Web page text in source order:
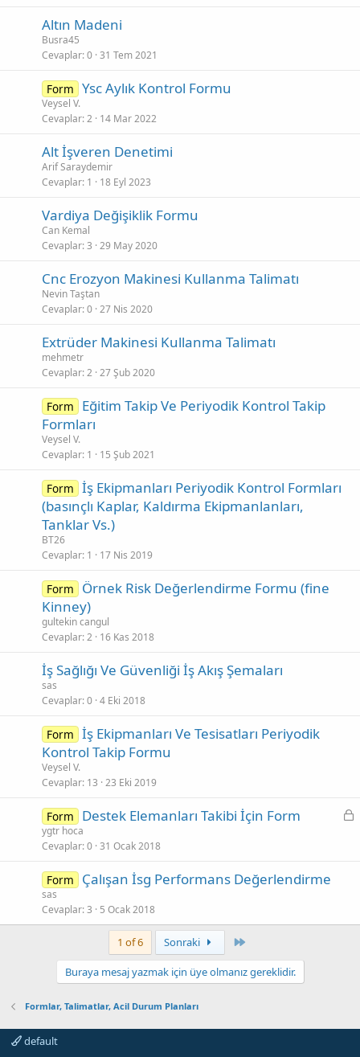
Altın Madeni
Busra45
Cevaplar 0 31 Tem 2021
Form Ysc Aylık Kontrol Formu
Veysel V.
Cevaplar 2 14 Mar 2022
Alt İşveren Denetimi
Arif Saraydemir
Cevaplar 1 18 Eyl 2023
Vardiya Değişiklik Formu
Can Kemal
Cevaplar 3 29 May 2020
Cnc Erozyon Makinesi Kullanma Talimatı
Nevin Taştan
Cevaplar 0 27 Nis 2020
Extrüder Makinesi Kullanma Talimatı
mehmetr
Cevaplar 2 27 Şub 2020
Form
Eğitim Takip Ve Periyodik Kontrol Takip
Formları
Veysel V.
Cevaplar 1 15 Şub 2021
Form İş Ekipmanları Periyodik Kontrol Formları
(basınçlı Kaplar, Kaldırma Ekipmanlanları,
Tanklar Vs.)
BT26
Cevaplar 1 17 Nis 2019
Form
Örnek Risk Değerlendirme Formu (fine
Kinney)
gultekin cangul
Cevaplar 2 16 Kas 2018
İş Sağlığı Ve Güvenliği İş Akış Şemaları
sas
Cevaplar 0 4 Eki 2018
Form İş Ekipmanları Ve Tesisatları Periyodik
Kontrol Takip Formu
Veysel V.
Cevaplar 13 23 Eki 2019
K
Form Destek Elemanları Takibi İçin Form
ygtr hoca
Cevaplar 0 31 Ocak 2018
Form Çalışan İsg Performans Değerlendirme
sas
Cevaplar 3 5 Ocak 2018
1 of 6 Sonraki
Buraya mesaj yazmak için üye olmanız gereklidir.
Formlar, Talimatlar, Acil Durum Planları
default